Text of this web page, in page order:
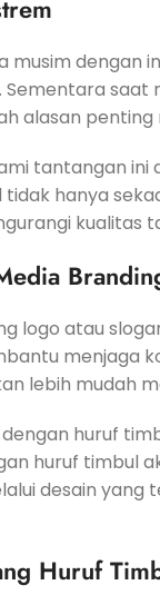
musim dengan
Sementara
alasan
tantangan
tidak hanya
kualitas
logo atau
menjaga
lebih mudah
huruf
huruf timbul
desain yang
Huruf